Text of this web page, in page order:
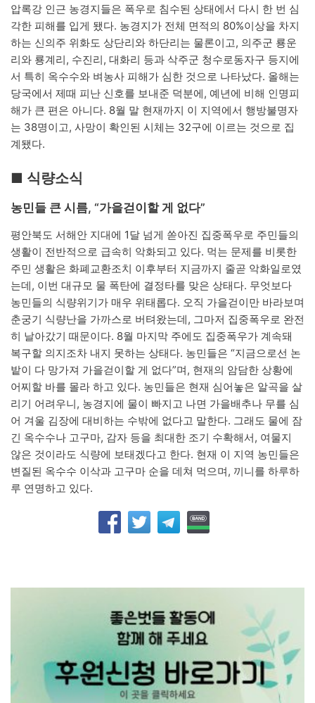
압록강 인근 농경지들은 폭우로 침수된 상태에서 다시 한 번 심
각한 피해를 입게 됐다. 농경지가 전체 면적의 80%이상을 차지
하는 신의주 위화도 상단리와 하단리는 물론이고, 의주군 룡운
리와 룡계리, 수진리, 대화리 등과 삭주군 청수로동자구 등지에
서 특히 옥수수와 벼농사 피해가 심한 것으로 나타났다. 올해는
당국에서 제때 피난 신호를 보내준 덕분에, 예년에 비해 인명피
해가 큰 편은 아니다. 8월 말 현재까지 이 지역에서 행방불명자
는 38명이고, 사망이 확인된 시체는 32구에 이르는 것으로 집
계됐다.
■ 식량소식
농민들 큰 시름, “가을걷이할 게 없다”
평안북도 서해안 지대에 1달 넘게 쏟아진 집중폭우로 주민들의
생활이 전반적으로 급속히 악화되고 있다. 먹는 문제를 비롯한
주민 생활은 화폐교환조치 이후부터 지금까지 줄곧 악화일로였
는데, 이번 대규모 물 폭탄에 결정타를 맞은 상태다. 무엇보다
농민들의 식량위기가 매우 위태롭다. 오직 가을걷이만 바라보며
춘궁기 식량난을 가까스로 버텨왔는데, 그마저 집중폭우로 완전
히 날아갔기 때문이다. 8월 마지막 주에도 집중폭우가 계속돼
복구할 의지조차 내지 못하는 상태다. 농민들은 “지금으로선 논
밭이 다 망가져 가을걷이할 게 없다”며, 현재의 암담한 상황에
어찌할 바를 몰라 하고 있다. 농민들은 현재 심어놓은 알곡을 살
리기 어려우니, 농경지에 물이 빠지고 나면 가을배추나 무를 심
어 겨울 김장에 대비하는 수밖에 없다고 말한다. 그래도 물에 잠
긴 옥수수나 고구마, 감자 등을 최대한 조기 수확해서, 여물지
않은 것이라도 식량에 보태겠다고 한다. 현재 이 지역 농민들은
변질된 옥수수 이삭과 고구마 순을 데쳐 먹으며, 끼니를 하루하
루 연명하고 있다.